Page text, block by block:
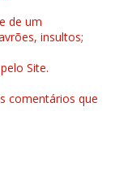
de um
insultos;
Site.
comentários que